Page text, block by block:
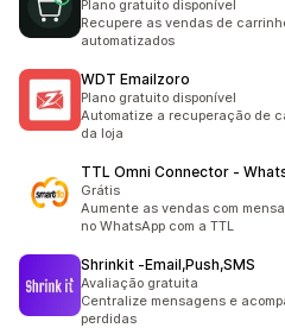
Plano gratuito disponível
Recupere as vendas de
automatizados
WDT Emailzoro
Plano gratuito disponível
Automatize a recuperação de
da loja
TTL Omni Connector ‑
Grátis
Aumente as vendas com
no WhatsApp com a TTL
Shrinkit ‑Email,Push,SMS
Avaliação gratuita
Centralize mensagens e
perdidas